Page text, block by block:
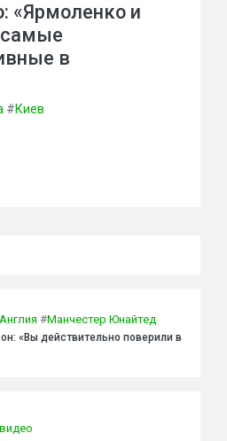
«Ярмоленко и
в
#Киев
Англия #Манчестер Юнайтед
«Вы действительно поверили в
видео